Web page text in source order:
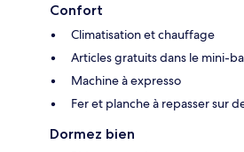
Confort
Climatisation et chauffage
Articles gratuits dans le mini-
Machine à expresso
Fer et planche à repasser sur
Dormez bien